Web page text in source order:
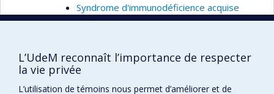
Systèmes de santé
marginalisées
Gouvernance mondiale de la santé relative
à la COVID-19
Syndrome d'immunodéficience acquise
(SIDA)
Prévention et contrôle des infections dans
la population
L’UdeM reconnaît l’importance de respecter
la vie privée
L’utilisation de témoins nous permet d’améliorer et de